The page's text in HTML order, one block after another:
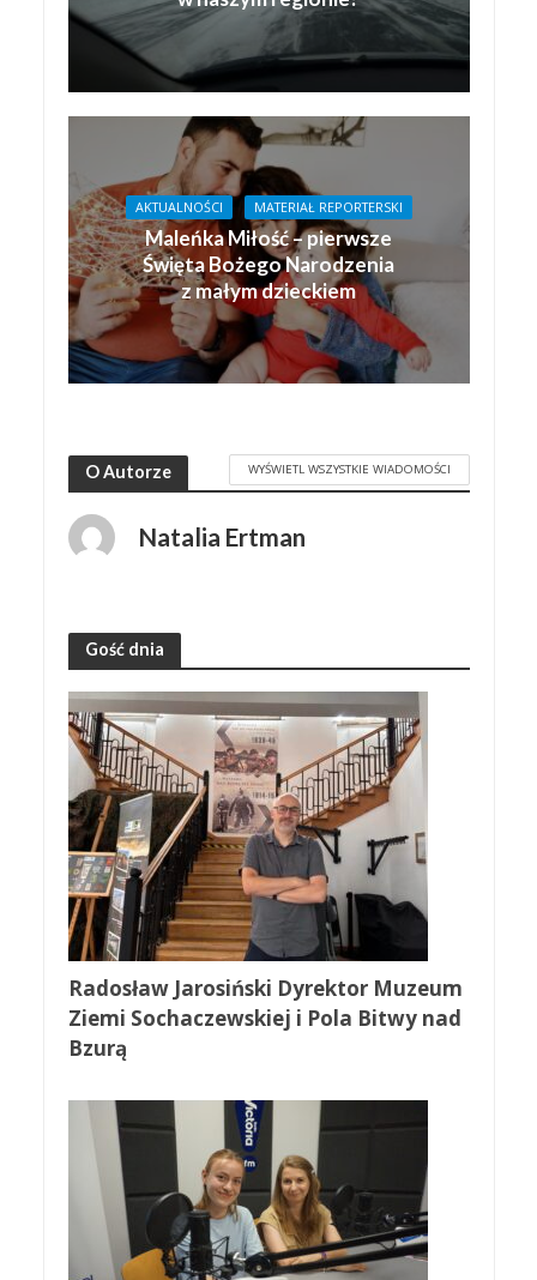
AKTUALNOŚCI MATERIAŁ REPORTERSKI
Maleńka Miłość – pierwsze
Święta Bożego Narodzenia
z małym dzieckiem
O Autorze WYŚWIETL WSZYSTKIE WIADOMOŚCI
Natalia Ertman
Gość dnia
Radosław Jarosiński Dyrektor Muzeum
Ziemi Sochaczewskiej i Pola Bitwy nad
Bzurą